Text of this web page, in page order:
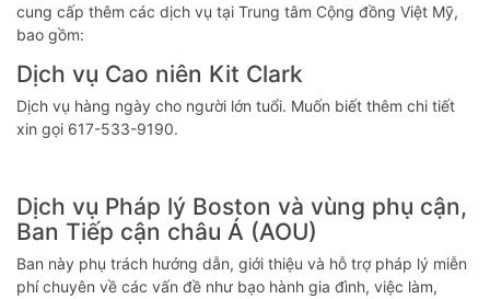
cung cấp thêm các dịch vụ tại Trung tâm Cộng đồng Việt Mỹ,
bao gồm:
Dịch vụ Cao niên Kit Clark
Dịch vụ hàng ngày cho người lớn tuổi. Muốn biết thêm chi tiết
xin gọi 617-533-9190.
Dịch vụ Pháp lý Boston và vùng phụ cận,
Ban Tiếp cận châu Á (AOU)
Ban này phụ trách hướng dẫn, giới thiệu và hỗ trợ pháp lý miễn
phí chuyên về các vấn đề như bạo hành gia đình, việc làm,